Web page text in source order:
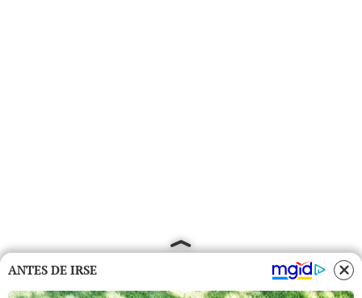
ANTES DE IRSE